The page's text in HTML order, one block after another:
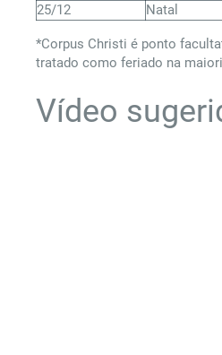
25/12
Natal
*Corpus Christi é ponto
tratado como feriado na
Vídeo